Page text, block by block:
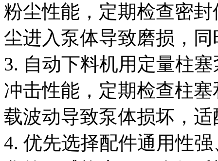
粉尘性能，定期检查密
尘进入泵体导致磨损，
3. 自动下料机用定量柱
冲击性能，定期检查柱
载波动导致泵体损坏，
4. 优先选择配件通用性